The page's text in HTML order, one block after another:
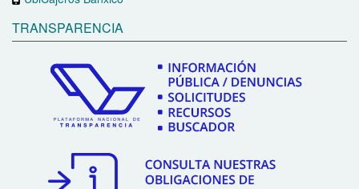
TRANSPARENCIA